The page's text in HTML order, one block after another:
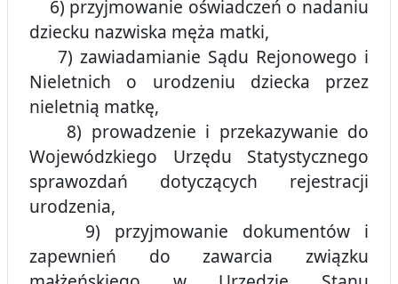
6) przyjmowanie oświadczeń o nadaniu
dziecku nazwiska męża matki,
7) zawiadamianie Sądu Rejonowego i
Nieletnich o urodzeniu dziecka przez
nieletnią matkę,
8) prowadzenie i przekazywanie do
Wojewódzkiego Urzędu Statystycznego
sprawozdań dotyczących rejestracji
urodzenia,
9) przyjmowanie dokumentów i
zapewnień do zawarcia związku